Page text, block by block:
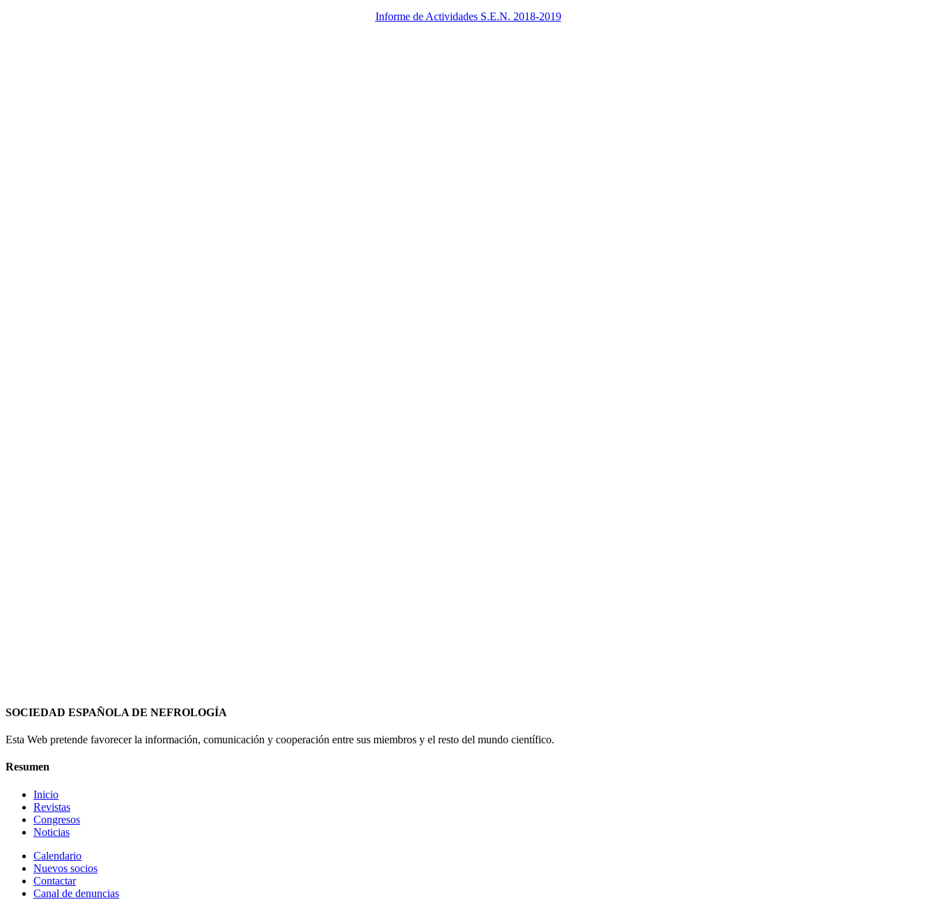
Informe de Actividades S.E.N. 2018-2019
SOCIEDAD ESPAÑOLA DE NEFROLOGÍA
Esta Web pretende favorecer la información, comunicación y cooperación entre sus miembros y el resto del mundo científico.
Resumen
Inicio
Revistas
Congresos
Noticias
Calendario
Nuevos socios
Contactar
Canal de denuncias